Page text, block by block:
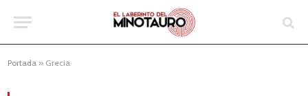
Portada » Grecia